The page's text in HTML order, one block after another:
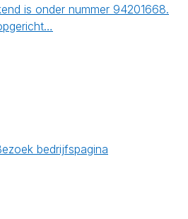
is onder nummer 94201668.
bedrijfspagina